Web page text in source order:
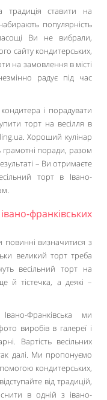
традиція ставити на
популярність
Ви не вибрали,
сайту кондитерських,
на замовлення в місті
радує під час
і порадувати
торт на весілля в
Хороший кулінар
поради, разом
– Ви отримаєте
торт в Івано-
франківських
визначитися з
великий торт треба
весільний торт на
й тістечка, а деякі –
Франківська ми
виробів в галереї і
Вартість весільних
далі. Ми пропонуємо
кондитерських,
від традицій,
в одній з івано-